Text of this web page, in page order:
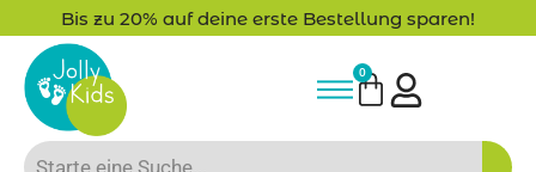
Bis zu 20% auf deine erste Bestellung sparen!
0